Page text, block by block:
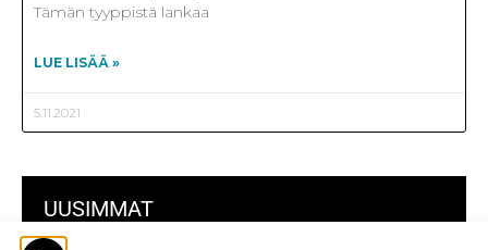
UUSIMMAT
Tämän tyyppistä lankaa
LUE LISÄÄ »
5.11.2021